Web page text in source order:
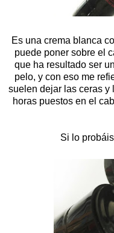
Es una crema blanca
puede poner sobre el
que ha resultado ser
pelo, y con eso me
suelen dejar las ceras y
horas puestos en el
Si lo